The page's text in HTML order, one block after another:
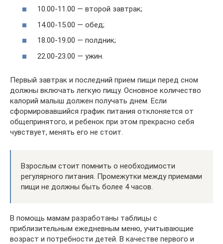
10.00-11.00 — второй завтрак;
14.00-15.00 — обед;
18.00-19.00 — полдник;
22.00-23.00 — ужин.
Первый завтрак и последний прием пищи перед сном
должны включать легкую пищу. Основное количество
калорий малыш должен получать днем. Если
сформировавшийся график питания отклоняется от
общепринятого, и ребенок при этом прекрасно себя
чувствует, менять его не стоит.
Взрослым стоит помнить о необходимости
регулярного питания. Промежутки между приемами
пищи не должны быть более 4 часов.
В помощь мамам разработаны таблицы с
приблизительным ежедневным меню, учитывающие
возраст и потребности детей. В качестве первого и